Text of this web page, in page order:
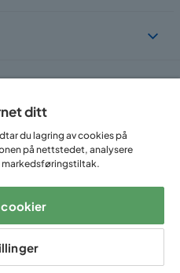
ditt
du lagring av cookies på
på nettstedet, analysere
markedsføringstiltak.